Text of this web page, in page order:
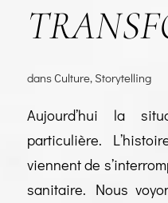
dansCulture, Storytelling
Aujourd’hui la
particulière.
viennent de
sanitaire. Nous